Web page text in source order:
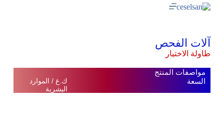
آلات الفحص
طاولة الاختيار
مواصفات المنتج
السعة
ك.غ / الموارد
البشرية